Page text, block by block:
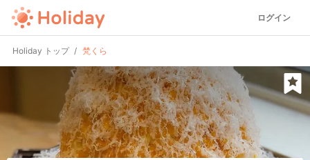
ログイン
Holiday トップ 梵くら